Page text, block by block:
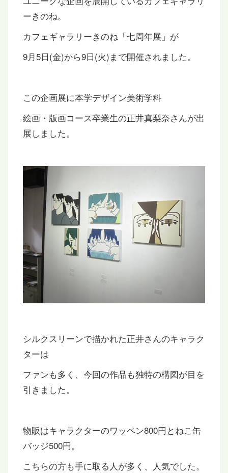
ーきのね。
カフェギャラリーきのね「七周年展」が
9月5日(金)から9日(火)まで開催されました。
この企画展に本学デザイン美術学科
絵画・版画コース卒業生の正井真梨奈さんが出
展しました。
シルクスリーンで描かれた正井さんのキャラク
ターは
ファンも多く、今回の作品も独特の構図が目を
引きました。
物販はキャラクターのワッペン800円とねこ缶
バッジ500円。
こちらの方も手に取る人が多く、人気でした。